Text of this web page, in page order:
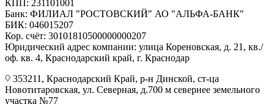
КПП: 231101001
Банк: ФИЛИАЛ "РОСТОВСКИЙ" АО "АЛЬФА-БАНК"
БИК: 046015207
Кор. счёт: 30101810500000000207
Юридический адрес компании: улица Кореновская, д. 21, кв./
оф. кв. 4, Краснодарский край, г. Краснодар
353211, Краснодарский Край, р-н Динской, ст-ца
Новотитаровская, ул. Северная, д.700 м севернее земельного
участка №77